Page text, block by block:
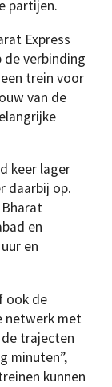
partijen.
Express
verbinding
trein voor
van de
keer lager
daarbij op.
en
en
ook de
netwerk met
trajecten
minuten”,
kunnen